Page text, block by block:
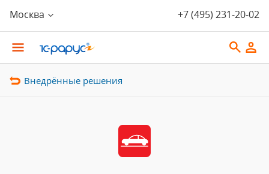
Москва +7 (495) 231-20-02
Внедрённые решения